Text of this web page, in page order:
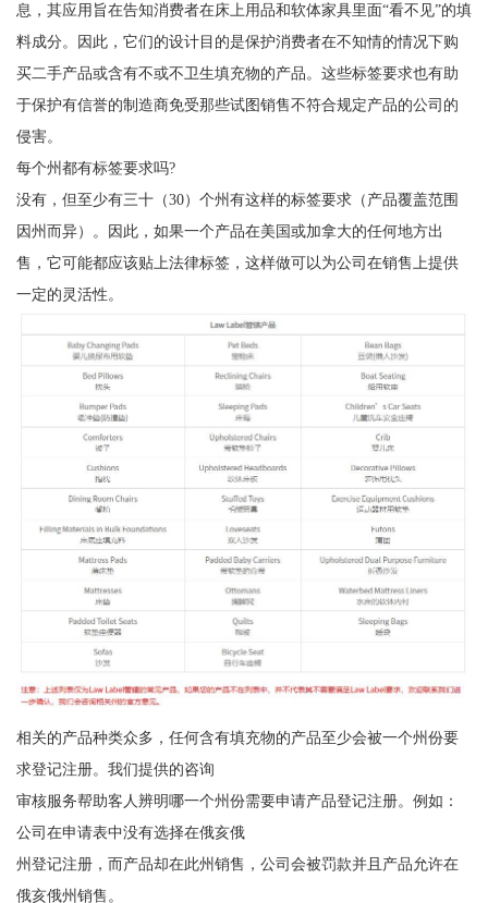
息，其应用旨在告知消费者在床上用品和软体家具里面“看不见”的填
料成分。因此，它们的设计目的是保护消费者在不知情的情况下购
买二手产品或含有不或不卫生填充物的产品。这些标签要求也有助
于保护有信誉的制造商免受那些试图销售不符合规定产品的公司的
侵害。
每个州都有标签要求吗?
没有，但至少有三十（30）个州有这样的标签要求（产品覆盖范围
因州而异）。因此，如果一个产品在美国或加拿大的任何地方出
售，它可能都应该贴上法律标签，这样做可以为公司在销售上提供
一定的灵活性。
相关的产品种类众多，任何含有填充物的产品至少会被一个州份要
求登记注册。我们提供的咨询
审核服务帮助客人辨明哪一个州份需要申请产品登记注册。例如：
公司在申请表中没有选择在俄亥俄
州登记注册，而产品却在此州销售，公司会被罚款并且产品允许在
俄亥俄州销售。